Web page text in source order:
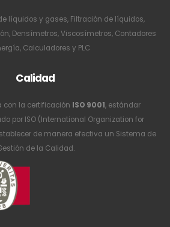
líquidos y gases, Filtración de líquidos,
Densímetros, Viscosímetros, Contadores
Calculadores y PLC
Calidad
con la certificación ISO 9001, estándar
por ISO (International Organization for
de manera efectiva un Sistema de
de la Calidad.